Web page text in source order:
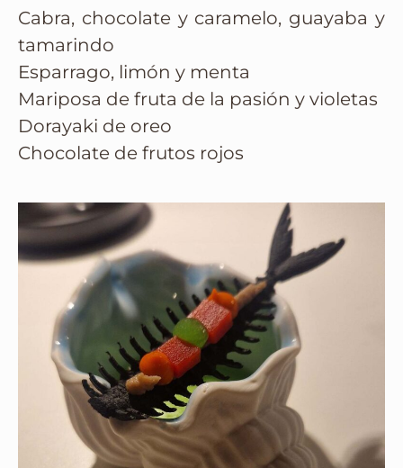
Cabra, chocolate y caramelo, guayaba y
tamarindo
Esparrago, limón y menta
Mariposa de fruta de la pasión y violetas
Dorayaki de oreo
Chocolate de frutos rojos